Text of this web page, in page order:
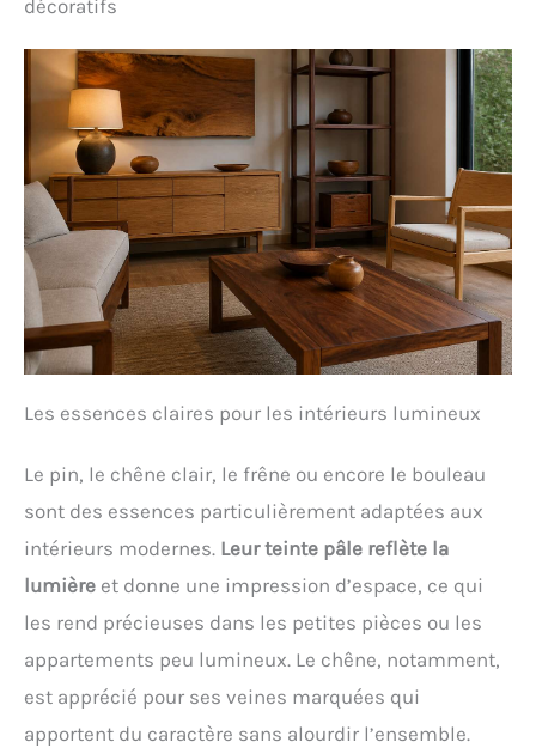
décoratifs
Les essences claires pour les intérieurs lumineux
Le pin, le chêne clair, le frêne ou encore le bouleau
sont des essences particulièrement adaptées aux
intérieurs modernes. Leur teinte pâle reflète la
lumière et donne une impression d’espace, ce qui
les rend précieuses dans les petites pièces ou les
appartements peu lumineux. Le chêne, notamment,
est apprécié pour ses veines marquées qui
apportent du caractère sans alourdir l’ensemble.